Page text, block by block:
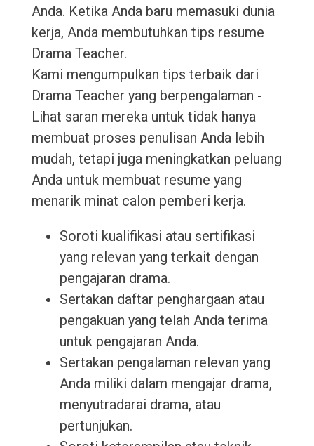
Anda. Ketika Anda baru memasuki dunia
kerja, Anda membutuhkan tips resume
Drama Teacher.
Kami mengumpulkan tips terbaik dari
Drama Teacher yang berpengalaman -
Lihat saran mereka untuk tidak hanya
membuat proses penulisan Anda lebih
mudah, tetapi juga meningkatkan peluang
Anda untuk membuat resume yang
menarik minat calon pemberi kerja.
Soroti kualifikasi atau sertifikasi
yang relevan yang terkait dengan
pengajaran drama.
Sertakan daftar penghargaan atau
pengakuan yang telah Anda terima
untuk pengajaran Anda.
Sertakan pengalaman relevan yang
Anda miliki dalam mengajar drama,
menyutradarai drama, atau
pertunjukan.